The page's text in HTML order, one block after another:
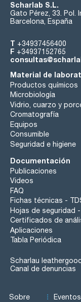
Scharlab S.L.
Gato Pérez, 33. Pol.
Barcelona, España
T +34937456400
F +34937152765
Material de
Productos químicos
Microbiología
Vidrio, cuarzo y
Cromatografía
Equipos
Consumible
Seguridad e higiene
Documentación
Publicaciones
Videos
FAQ
Fichas técnicas -
Hojas de seguridad
Certificados de
Aplicaciones
Tabla Periódica
Scharlau
Canal de denuncias
Sobre
Eventos